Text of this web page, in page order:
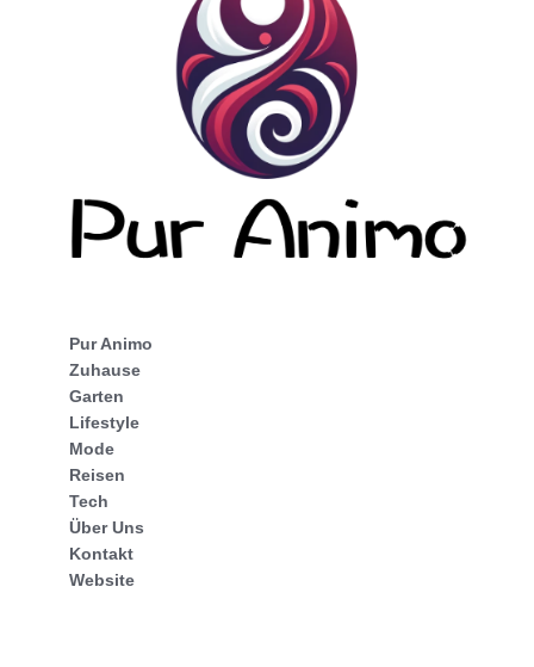
Pur Animo
Zuhause
Garten
Lifestyle
Mode
Reisen
Tech
Über Uns
Kontakt
Website